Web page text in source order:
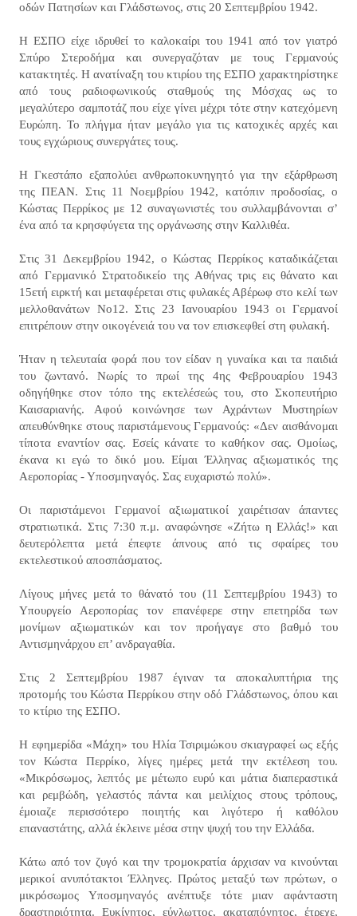
οδών Πατησίων και Γλάδστωνος, στις 20 Σεπτεμβρίου 1942.
Η ΕΣΠΟ είχε ιδρυθεί το καλοκαίρι του 1941 από τον γιατρό
Σπύρο Στεροδήμα και συνεργαζόταν με τους Γερμανούς
κατακτητές. Η ανατίναξη του κτιρίου της ΕΣΠΟ χαρακτηρίστηκε
από τους ραδιοφωνικούς σταθμούς της Μόσχας ως το
μεγαλύτερο σαμποτάζ που είχε γίνει μέχρι τότε στην κατεχόμενη
Ευρώπη. Το πλήγμα ήταν μεγάλο για τις κατοχικές αρχές και
τους εγχώριους συνεργάτες τους.
Η Γκεστάπο εξαπολύει ανθρωποκυνηγητό για την εξάρθρωση
της ΠΕΑΝ. Στις 11 Νοεμβρίου 1942, κατόπιν προδοσίας, ο
Κώστας Περρίκος με 12 συναγωνιστές του συλλαμβάνονται σ’
ένα από τα κρησφύγετα της οργάνωσης στην Καλλιθέα.
Στις 31 Δεκεμβρίου 1942, ο Κώστας Περρίκος καταδικάζεται
από Γερμανικό Στρατοδικείο της Αθήνας τρις εις θάνατο και
15ετή ειρκτή και μεταφέρεται στις φυλακές Αβέρωφ στο κελί των
μελλοθανάτων Νο12. Στις 23 Ιανουαρίου 1943 οι Γερμανοί
επιτρέπουν στην οικογένειά του να τον επισκεφθεί στη φυλακή.
Ήταν η τελευταία φορά που τον είδαν η γυναίκα και τα παιδιά
του ζωντανό. Νωρίς το πρωί της 4ης Φεβρουαρίου 1943
οδηγήθηκε στον τόπο της εκτελέσεώς του, στο Σκοπευτήριο
Καισαριανής. Αφού κοινώνησε των Αχράντων Μυστηρίων
απευθύνθηκε στους παριστάμενους Γερμανούς: «Δεν αισθάνομαι
τίποτα εναντίον σας. Εσείς κάνατε το καθήκον σας. Ομοίως,
έκανα κι εγώ το δικό μου. Είμαι Έλληνας αξιωματικός της
Αεροπορίας - Υποσμηναγός. Σας ευχαριστώ πολύ».
Οι παριστάμενοι Γερμανοί αξιωματικοί χαιρέτισαν άπαντες
στρατιωτικά. Στις 7:30 π.μ. αναφώνησε «Ζήτω η Ελλάς!» και
δευτερόλεπτα μετά έπεφτε άπνους από τις σφαίρες του
εκτελεστικού αποσπάσματος.
Λίγους μήνες μετά το θάνατό του (11 Σεπτεμβρίου 1943) το
Υπουργείο Αεροπορίας τον επανέφερε στην επετηρίδα των
μονίμων αξιωματικών και τον προήγαγε στο βαθμό του
Αντισμηνάρχου επ’ ανδραγαθία.
Στις 2 Σεπτεμβρίου 1987 έγιναν τα αποκαλυπτήρια της
προτομής του Κώστα Περρίκου στην οδό Γλάδστωνος, όπου και
το κτίριο της ΕΣΠΟ.
Η εφημερίδα «Μάχη» του Ηλία Τσιριμώκου σκιαγραφεί ως εξής
τον Κώστα Περρίκο, λίγες ημέρες μετά την εκτέλεση του.
«Μικρόσωμος, λεπτός με μέτωπο ευρύ και μάτια διαπεραστικά
και ρεμβώδη, γελαστός πάντα και μειλίχιος στους τρόπους,
έμοιαζε περισσότερο ποιητής και λιγότερο ή καθόλου
επαναστάτης, αλλά έκλεινε μέσα στην ψυχή του την Ελλάδα.
Κάτω από τον ζυγό και την τρομοκρατία άρχισαν να κινούνται
μερικοί ανυπότακτοι Έλληνες. Πρώτος μεταξύ των πρώτων, ο
μικρόσωμος Υποσμηναγός ανέπτυξε τότε μιαν αφάνταστη
δραστηριότητα. Ευκίνητος, εύγλωττος, ακαταπόνητος, έτρεχε,